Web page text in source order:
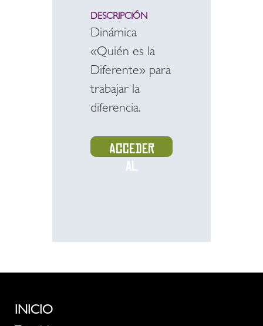
DESCRIPCIÓN
Dinámica
«Quién es la
Diferente» para
trabajar la
diferencia.
Acceder
al
INICIO